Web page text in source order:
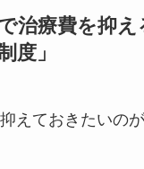
治療費を抑
度」
えておきたいの